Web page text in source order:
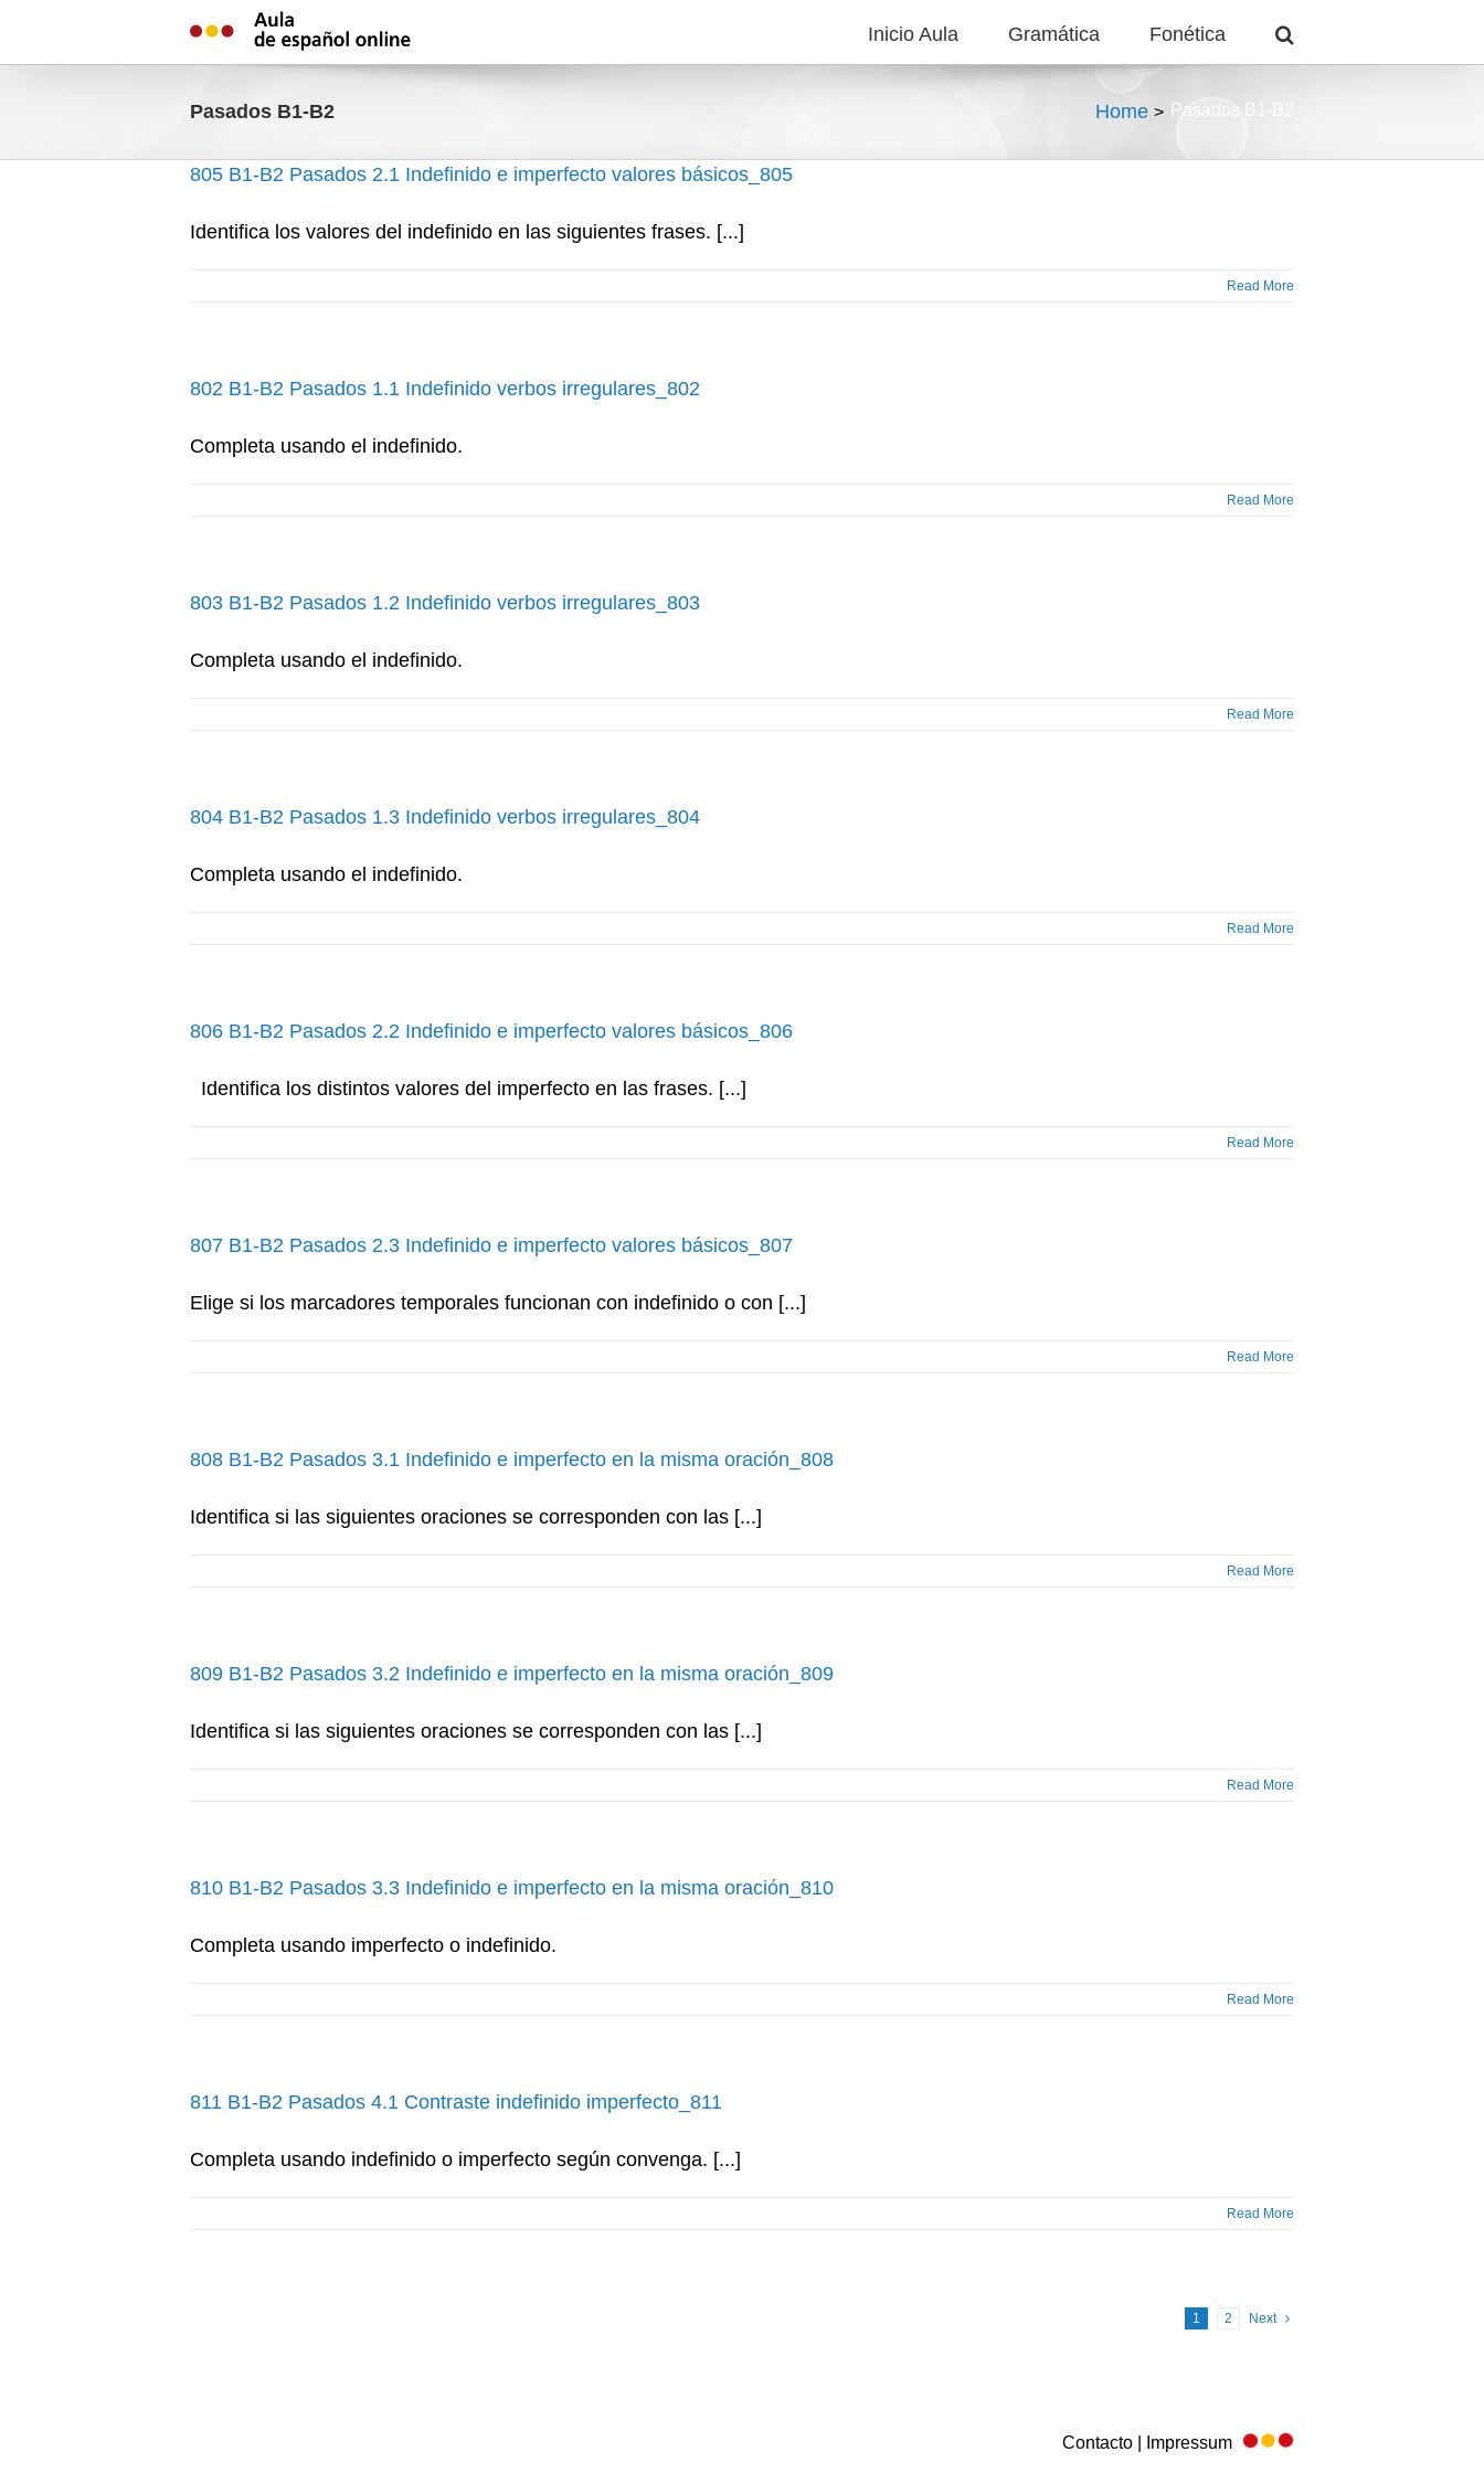
Inicio Aula Gramática Fonética
Pasados B1-B2 Home Pasados B1-B2
805 B1-B2 Pasados 2.1 Indefinido e imperfecto valores básicos_805
Identifica los valores del indefinido en las siguientes frases. [...]
Read More
802 B1-B2 Pasados 1.1 Indefinido verbos irregulares_802
Completa usando el indefinido.
Read More
803 B1-B2 Pasados 1.2 Indefinido verbos irregulares_803
Completa usando el indefinido.
Read More
804 B1-B2 Pasados 1.3 Indefinido verbos irregulares_804
Completa usando el indefinido.
Read More
806 B1-B2 Pasados 2.2 Indefinido e imperfecto valores básicos_806
Identifica los distintos valores del imperfecto en las frases. [...]
Read More
807 B1-B2 Pasados 2.3 Indefinido e imperfecto valores básicos_807
Elige si los marcadores temporales funcionan con indefinido o con [...]
Read More
808 B1-B2 Pasados 3.1 Indefinido e imperfecto en la misma oración_808
Identifica si las siguientes oraciones se corresponden con las [...]
Read More
809 B1-B2 Pasados 3.2 Indefinido e imperfecto en la misma oración_809
Identifica si las siguientes oraciones se corresponden con las [...]
Read More
810 B1-B2 Pasados 3.3 Indefinido e imperfecto en la misma oración_810
Completa usando imperfecto o indefinido.
Read More
811 B1-B2 Pasados 4.1 Contraste indefinido imperfecto_811
Completa usando indefinido o imperfecto según convenga. [...]
Read More
1 2 Next
Contacto | Impressum